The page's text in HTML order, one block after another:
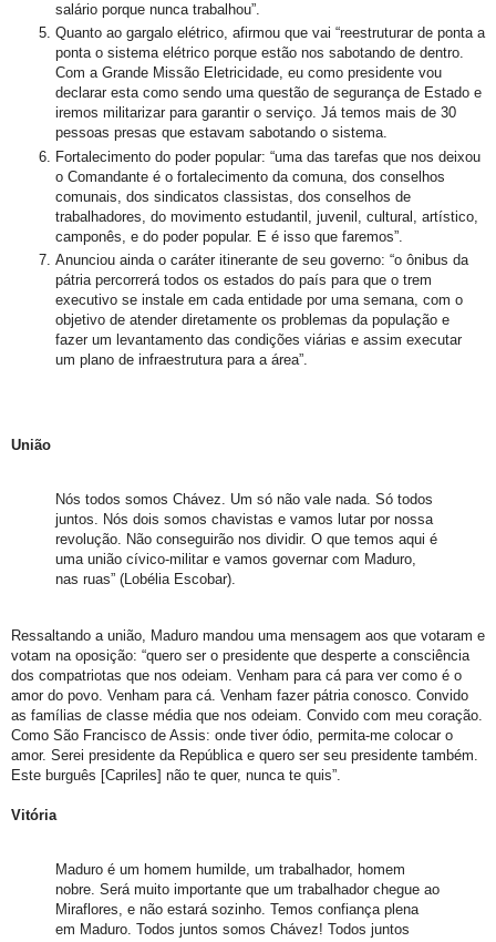
salário porque nunca trabalhou”.
Quanto ao gargalo elétrico, afirmou que vai “reestruturar de ponta a
ponta o sistema elétrico porque estão nos sabotando de dentro.
Com a Grande Missão Eletricidade, eu como presidente vou
declarar esta como sendo uma questão de segurança de Estado e
iremos militarizar para garantir o serviço. Já temos mais de 30
pessoas presas que estavam sabotando o sistema.
Fortalecimento do poder popular: “uma das tarefas que nos deixou
o Comandante é o fortalecimento da comuna, dos conselhos
comunais, dos sindicatos classistas, dos conselhos de
trabalhadores, do movimento estudantil, juvenil, cultural, artístico,
camponês, e do poder popular. E é isso que faremos”.
Anunciou ainda o caráter itinerante de seu governo: “o ônibus da
pátria percorrerá todos os estados do país para que o trem
executivo se instale em cada entidade por uma semana, com o
objetivo de atender diretamente os problemas da população e
fazer um levantamento das condições viárias e assim executar
um plano de infraestrutura para a área”.
União
Nós todos somos Chávez. Um só não vale nada. Só todos
juntos. Nós dois somos chavistas e vamos lutar por nossa
revolução. Não conseguirão nos dividir. O que temos aqui é
uma união cívico-militar e vamos governar com Maduro,
nas ruas” (Lobélia Escobar).
Ressaltando a união, Maduro mandou uma mensagem aos que votaram e
votam na oposição: “quero ser o presidente que desperte a consciência
dos compatriotas que nos odeiam. Venham para cá para ver como é o
amor do povo. Venham para cá. Venham fazer pátria conosco. Convido
as famílias de classe média que nos odeiam. Convido com meu coração.
Como São Francisco de Assis: onde tiver ódio, permita-me colocar o
amor. Serei presidente da República e quero ser seu presidente também.
Este burguês [Capriles] não te quer, nunca te quis”.
Vitória
Maduro é um homem humilde, um trabalhador, homem
nobre. Será muito importante que um trabalhador chegue ao
Miraflores, e não estará sozinho. Temos confiança plena
em Maduro. Todos juntos somos Chávez! Todos juntos